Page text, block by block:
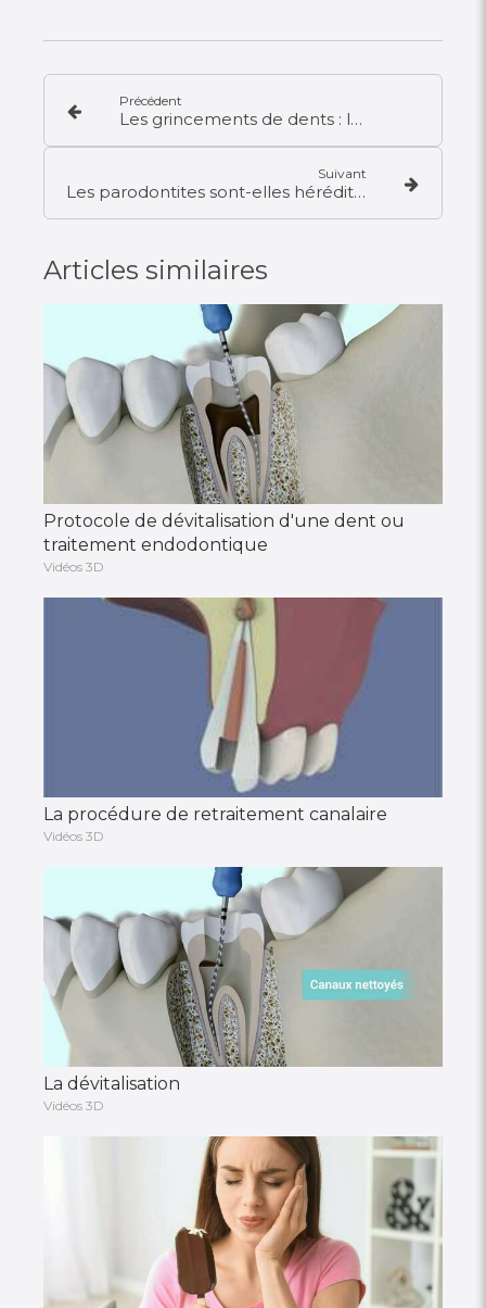
Précédent
Les grincements de dents : le bruxisme
Suivant
Les parodontites sont-elles héréditaires ?
Articles similaires
Protocole de dévitalisation d'une dent ou
traitement endodontique
Vidéos 3D
La procédure de retraitement canalaire
Vidéos 3D
La dévitalisation
Vidéos 3D